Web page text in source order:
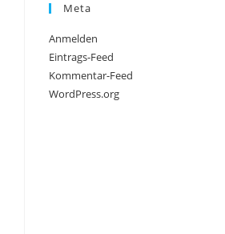
Meta
Anmelden
Eintrags-Feed
Kommentar-Feed
WordPress.org